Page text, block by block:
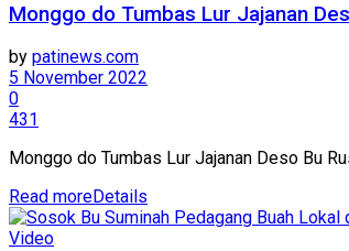
Monggo do Tumbas Lur Jajanan
by patinews.com
5 November 2022
0
431
Monggo do Tumbas Lur Jajanan Deso Bu
Read moreDetails
Video